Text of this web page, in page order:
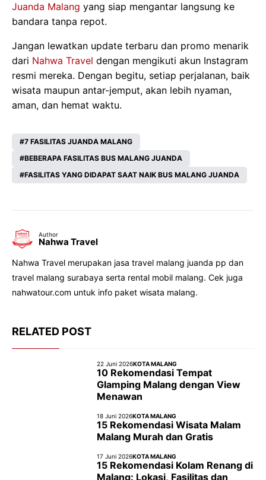
Juanda Malang yang siap mengantar langsung ke
bandara tanpa repot.
Jangan lewatkan update terbaru dan promo menarik
dari Nahwa Travel dengan mengikuti akun Instagram
resmi mereka. Dengan begitu, setiap perjalanan, baik
wisata maupun antar-jemput, akan lebih nyaman,
aman, dan hemat waktu.
7 FASILITAS JUANDA MALANG
BEBERAPA FASILITAS BUS MALANG JUANDA
FASILITAS YANG DIDAPAT SAAT NAIK BUS MALANG JUANDA
Author
Nahwa Travel
Nahwa Travel merupakan jasa travel malang juanda pp dan
travel malang surabaya serta rental mobil malang. Cek juga
nahwatour.com untuk info paket wisata malang.
RELATED POST
22 Juni 2026KOTA MALANG
10 Rekomendasi Tempat
Glamping Malang dengan View
Menawan
18 Juni 2026KOTA MALANG
15 Rekomendasi Wisata Malam
Malang Murah dan Gratis
17 Juni 2026KOTA MALANG
15 Rekomendasi Kolam Renang di
Malang: Lokasi, Fasilitas dan